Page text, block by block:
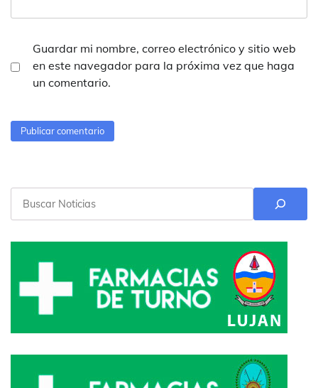
Guardar mi nombre, correo electrónico y sitio web
en este navegador para la próxima vez que haga
un comentario.